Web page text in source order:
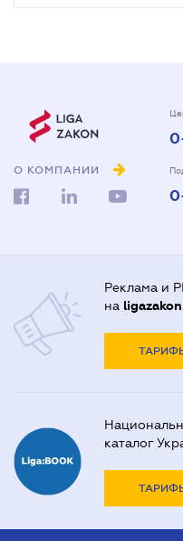
О КОМПАНИИ
Реклама и
на
каталог